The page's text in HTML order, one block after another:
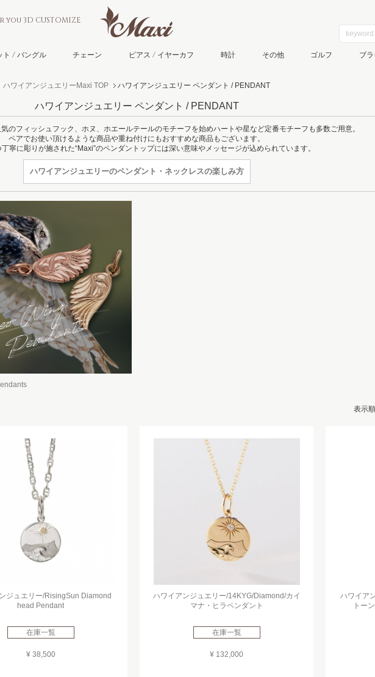
3D CUSTOMIZE
ト / バングル チェーン ピアス / イヤーカフ 時計 その他 ゴルフ ブ
ハワイアンジュエリーMaxi TOP ハワイアンジュエリー ペンダント / PENDANT
ハワイアンジュエリー ペンダント / PENDANT
のフィッシュフック、ホヌ、ホエールテールのモチーフを始めハートや星など定番モチーフも多数ご用意。
ペアでお使い頂けるような商品や重ね付けにもおすすめな商品もございます。
寧に彫りが施された“Maxi”のペンダントップには深い意味やメッセージが込められています。
ハワイアンジュエリーのペンダント・ネックレスの楽しみ方
表示順
ジュエリー/RisingSun Diamond
head Pendant
在庫一覧
¥ 38,500
ハワイアンジュエリー/14KYG/Diamond/カイ
マナ・ヒラペンダント
在庫一覧
¥ 132,000
ハワイア
トー